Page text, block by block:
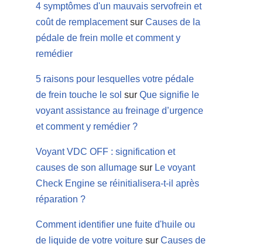
4 symptômes d'un mauvais servofrein et
coût de remplacementsur Causes de la
pédale de frein molle et comment y
remédier
5 raisons pour lesquelles votre pédale
de frein touche le sol sur Que signifie le
voyant assistance au freinage d’urgence
et comment y remédier ?
Voyant VDC OFF : signification et
causes de son allumage sur Le voyant
Check Engine se réinitialisera-t-il après
réparation ?
Comment identifier une fuite d'huile ou
de liquide de votre voiture sur Causes de